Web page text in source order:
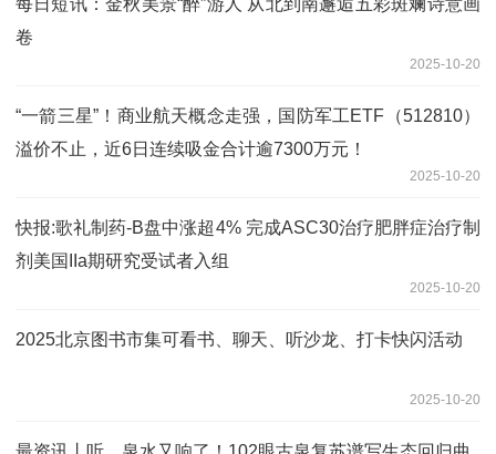
卷
2025-10-20
“一箭三星”！商业航天概念走强，国防军工ETF（512810）
溢价不止，近6日连续吸金合计逾7300万元！
2025-10-20
快报:歌礼制药-B盘中涨超4% 完成ASC30治疗肥胖症治疗制
剂美国IIa期研究受试者入组
2025-10-20
2025北京图书市集可看书、聊天、听沙龙、打卡快闪活动
2025-10-20